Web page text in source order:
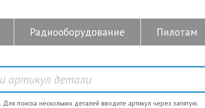
Радиооборудование Пилотам
. Для поиска нескольких деталей вводите артикул через запятую.